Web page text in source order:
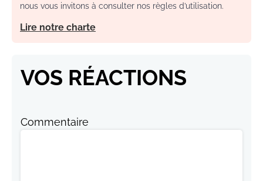
nous vous invitons à consulter nos règles d’utilisation.
Lire notre charte
VOS RÉACTIONS
Commentaire